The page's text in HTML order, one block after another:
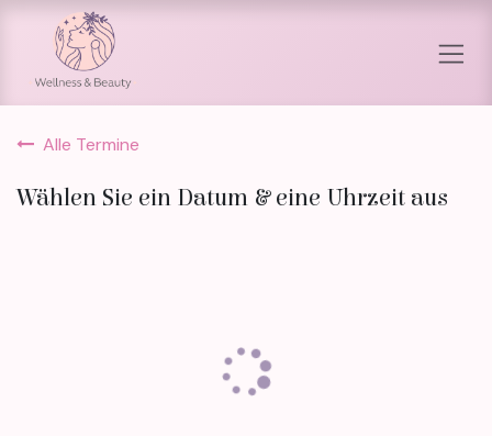
Zum Inhalt springen
Alle Termine
Wählen Sie ein Datum & eine Uhrzeit aus